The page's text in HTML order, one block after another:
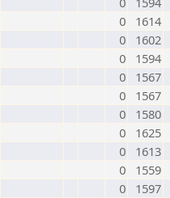
0
1614
0
1602
0
1594
0
1567
0
1567
0
1580
0
1625
0
1613
0
1559
0
1597